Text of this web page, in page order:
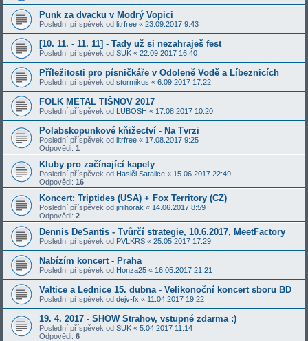
Punk za dvacku v Modrý Vopici
Poslední příspěvek od litrfree « 23.09.2017 9:43
[10. 11. - 11. 11] - Tady už si nezahraješ fest
Poslední příspěvek od SUK « 22.09.2017 16:40
Příležitosti pro písničkáře v Odoleně Vodě a Líbeznicích
Poslední příspěvek od stormikus « 6.09.2017 17:22
FOLK METAL TIŠNOV 2017
Poslední příspěvek od LUBOSH « 17.08.2017 10:20
Polabskopunkové kňižectví - Na Tvrzi
Poslední příspěvek od litrfree « 17.08.2017 9:25
Odpovědi: 1
Kluby pro začínající kapely
Poslední příspěvek od Hasiči Satalice « 15.06.2017 22:49
Odpovědi: 16
Koncert: Triptides (USA) + Fox Territory (CZ)
Poslední příspěvek od jiriihorak « 14.06.2017 8:59
Odpovědi: 2
Dennis DeSantis - Tvůrčí strategie, 10.6.2017, MeetFactory
Poslední příspěvek od PVLKRS « 25.05.2017 17:29
Nabízím koncert - Praha
Poslední příspěvek od Honza25 « 16.05.2017 21:21
Valtice a Lednice 15. dubna - Velikonoční koncert sboru BD
Poslední příspěvek od dejv-fx « 11.04.2017 19:22
19. 4. 2017 - SHOW Strahov, vstupné zdarma :)
Poslední příspěvek od SUK « 5.04.2017 11:14
Odpovědi: 6